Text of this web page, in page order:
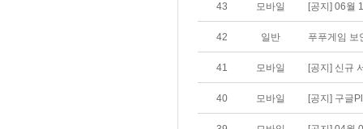
43 모바일 [공지] 06월
42 일반 푸푸게임 보
41 모바일 [공지] 신규
40 모바일 [공지] 구글